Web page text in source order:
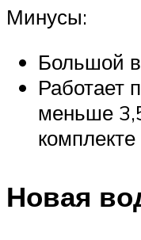
Минусы:
Большой
Работает
меньше
комплекте
Новая